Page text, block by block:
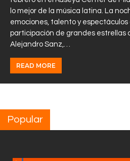
lo mejor de la música latina. La
emociones, talento y espectáculos
participación de grandes estrellas
Alejandro Sanz,…
READ MORE
Popular